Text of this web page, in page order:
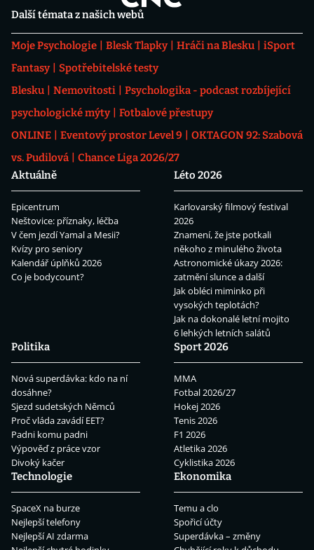
Další témata z našich webů
Moje Psychologie Blesk Tlapky Hráči na Blesku
iSport
Fantasy
Spotřebitelské testy
Blesku
Nemovitosti
Psychologika - podcast rozbíjející
psychologické mýty
Fotbalové přestupy
ONLINE
Eventový prostor Level 9
OKTAGON 92: Szabová
vs. Pudilová
Chance Liga 2026/27
Aktuálně
Epicentrum
Neštovice: příznaky, léčba
V čem jezdí Yamal a Mesii?
Kvízy pro seniory
Kalendář úplňků 2026
Co je bodycount?
Léto 2026
Karlovarský filmový festival
2026
Znamení, že jste potkali
někoho z minulého života
Astronomické úkazy 2026:
zatmění slunce a další
Jak obléci miminko při
vysokých teplotách?
Jak na dokonalé letní mojito
6 lehkých letních salátů
Politika
Nová superdávka: kdo na ní
dosáhne?
Sjezd sudetských Němců
Proč vláda zavádí EET?
Padni komu padni
Výpověď z práce vzor
Divoký kačer
Sport 2026
MMA
Fotbal 2026/27
Hokej 2026
Tenis 2026
F1 2026
Atletika 2026
Cyklistika 2026
Technologie
SpaceX na burze
Nejlepší telefony
Nejlepší AI zdarma
Ekonomika
Temu a clo
Spořicí účty
Superdávka – změny